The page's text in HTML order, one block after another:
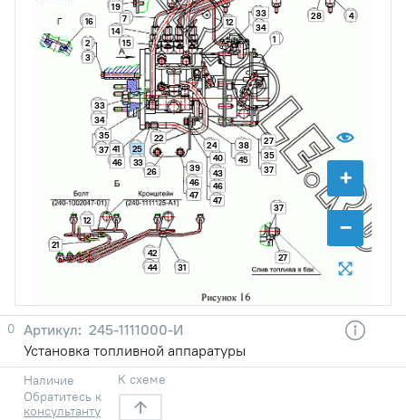
+
−
1
2
3
4
7 12
12
14
15
16
19
21
22
24
25
26
27
27
28
31
33
33
33
34
34
35
35
37
37
37
38
39
40
41
42
43
44
45
46
46
46
47 47
0
245-1111000-И
Установка топливной аппаратуры
Наличие
Обратитесь к
консультанту
К схеме